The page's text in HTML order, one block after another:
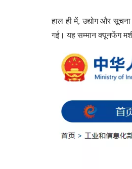
हाल ही में, उद्योग और
गई। यह सम्मान क्यूनफेंग